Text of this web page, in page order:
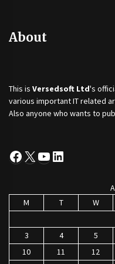
About
This is Versedsoft Ltd's
various important IT related
Also anyone who wants to
Facebook
X YouTube
LinkedIn
M
T W
3
4 5
10
11 12